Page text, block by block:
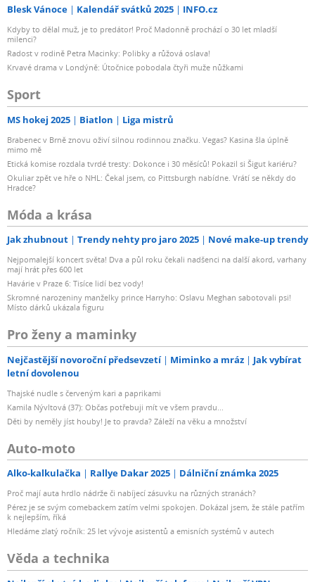
Blesk Vánoce Kalendář svátků 2025 INFO.cz
Kdyby to dělal muž, je to predátor! Proč Madonně prochází o 30 let mladší
milenci?
Radost v rodině Petra Macinky: Polibky a růžová oslava!
Krvavé drama v Londýně: Útočnice pobodala čtyři muže nůžkami
Sport
MS hokej 2025 Biatlon Liga mistrů
Brabenec v Brně znovu oživí silnou rodinnou značku. Vegas? Kasina šla úplně
mimo mě
Etická komise rozdala tvrdé tresty: Dokonce i 30 měsíců! Pokazil si Šigut kariéru?
Okuliar zpět ve hře o NHL: Čekal jsem, co Pittsburgh nabídne. Vrátí se někdy do
Hradce?
Móda a krása
Jak zhubnout Trendy nehty pro jaro 2025 Nové make-up trendy
Nejpomalejší koncert světa! Dva a půl roku čekali nadšenci na další akord, varhany
mají hrát přes 600 let
Havárie v Praze 6: Tisíce lidí bez vody!
Skromné narozeniny manželky prince Harryho: Oslavu Meghan sabotovali psi!
Místo dárků ukázala figuru
Pro ženy a maminky
Nejčastější novoroční předsevzetí Miminko a mráz
Jak vybírat
letní dovolenou
Thajské nudle s červeným kari a paprikami
Kamila Nývltová (37): Občas potřebuji mít ve všem pravdu...
Děti by neměly jíst houby! Je to pravda? Záleží na věku a množství
Auto-moto
Alko-kalkulačka Rallye Dakar 2025 Dálniční známka 2025
Proč mají auta hrdlo nádrže či nabíjecí zásuvku na různých stranách?
Pérez je se svým comebackem zatím velmi spokojen. Dokázal jsem, že stále patřím
k nejlepším, říká
Hledáme zlatý ročník: 25 let vývoje asistentů a emisních systémů v autech
Věda a technika